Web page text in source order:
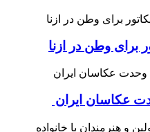
برای وطن در ازنا
عکاسان ایران